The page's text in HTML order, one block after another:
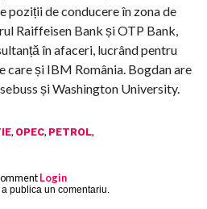
poziții de conducere în zona de
Raiffeisen Bank și OTP Bank,
în afaceri, lucrând pentru
care și IBM România. Bogdan are
și Washington University.
, OPEC, PETROL,
Login
publica un comentariu.